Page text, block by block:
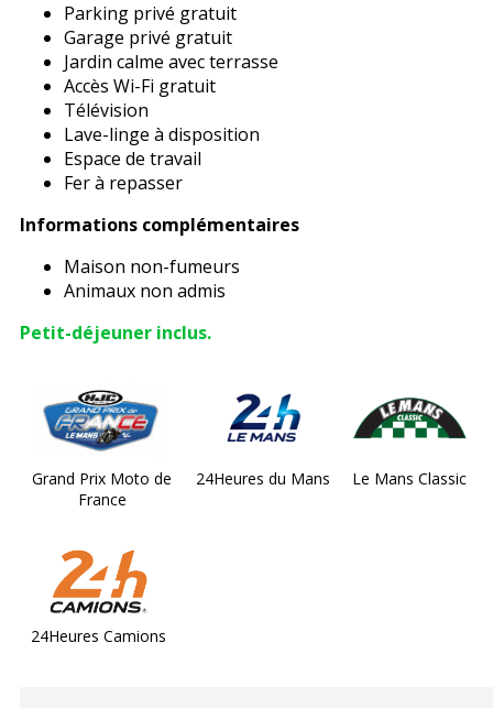
Parking privé gratuit
Garage privé gratuit
Jardin calme avec terrasse
Accès Wi-Fi gratuit
Télévision
Lave-linge à disposition
Espace de travail
Fer à repasser
Informations complémentaires
Maison non-fumeurs
Animaux non admis
Petit-déjeuner inclus.
Grand Prix Moto de
France
24Heures du Mans Le Mans Classic
24Heures Camions